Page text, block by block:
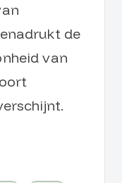
de
van